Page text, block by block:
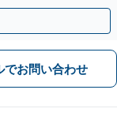
でお問い合わせ